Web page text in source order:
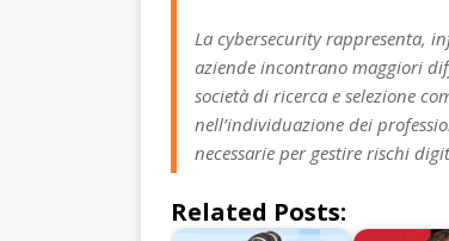
La cybersecurity rappresenta,
aziende incontrano maggiori
società di ricerca e selezione
nell’individuazione dei
necessarie per gestire rischi
Related Posts: